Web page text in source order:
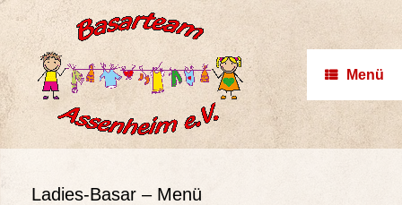
Zum
Inhalt
springen
Menü
Ladies-Basar – Menü